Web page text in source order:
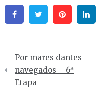
FacebookTwitter Pinterest
Navegação
de
artigos
Por mares dantes
navegados – 6ª
Etapa